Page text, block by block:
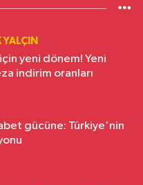
yeni dönem! Yeni
indirim oranları
gücüne: Türkiye'nin